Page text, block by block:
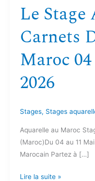
Le Stage
Carnets
Maroc
2026
Stages, Stages
Aquarelle au Maroc
(Maroc)Du 04 au 11
Marocain Partez à […]
Lire la suite »